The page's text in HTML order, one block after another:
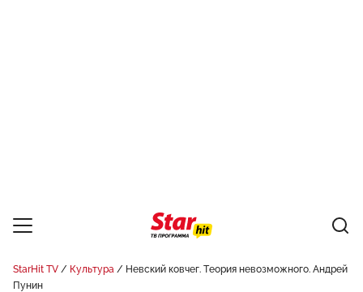
StarHit TV Культура
Невский ковчег. Теория невозможного. Андрей
Пунин